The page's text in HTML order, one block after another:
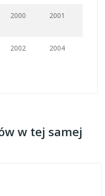
2000 2001
2002 2004
w tej samej